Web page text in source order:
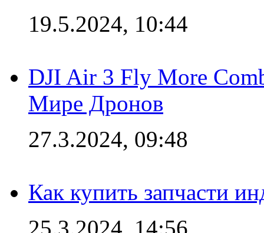
19.5.2024, 10:44
DJI Air 3 Fly More
Мире Дронов
27.3.2024, 09:48
Как купить запчасти
25.3.2024, 14:56